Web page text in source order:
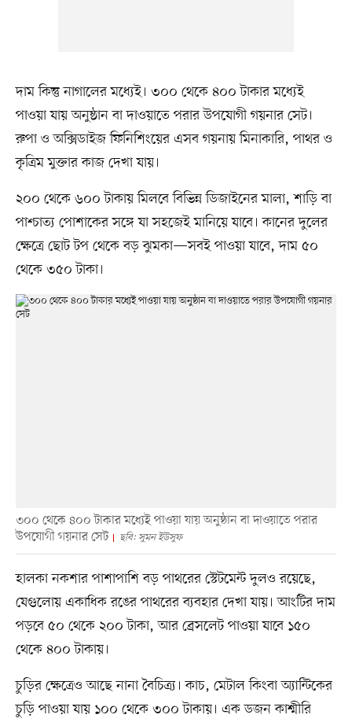
দাম কিন্তু নাগালের মধ্যেই। ৩০০ থেকে ৪০০ টাকার মধ্যেই
পাওয়া যায় অনুষ্ঠান বা দাওয়াতে পরার উপযোগী গয়নার সেট।
রুপা ও অক্সিডাইজ ফিনিশিংয়ের এসব গয়নায় মিনাকারি, পাথর ও
কৃত্রিম মুক্তার কাজ দেখা যায়।
২০০ থেকে ৬০০ টাকায় মিলবে বিভিন্ন ডিজাইনের মালা, শাড়ি বা
পাশ্চাত্য পোশাকের সঙ্গে যা সহজেই মানিয়ে যাবে। কানের দুলের
ক্ষেত্রে ছোট টপ থেকে বড় ঝুমকা—সবই পাওয়া যাবে, দাম ৫০
থেকে ৩৫০ টাকা।
৩০০ থেকে ৪০০ টাকার মধ্যেই পাওয়া যায় অনুষ্ঠান বা দাওয়াতে পরার
উপযোগী গয়নার সেট
ছবি: সুমন ইউসুফ
হালকা নকশার পাশাপাশি বড় পাথরের স্টেটমেন্ট দুলও রয়েছে,
যেগুলোয় একাধিক রঙের পাথরের ব্যবহার দেখা যায়। আংটির দাম
পড়বে ৫০ থেকে ২০০ টাকা, আর ব্রেসলেট পাওয়া যাবে ১৫০
থেকে ৪০০ টাকায়।
চুড়ির ক্ষেত্রেও আছে নানা বৈচিত্র্য। কাচ, মেটাল কিংবা অ্যান্টিকের
চুড়ি পাওয়া যায় ১০০ থেকে ৩০০ টাকায়। এক ডজন কাশ্মীরি